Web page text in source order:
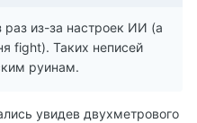
раз из-за настроек ИИ (а
fight). Таких неписей
руинам.
увидев двухметрового